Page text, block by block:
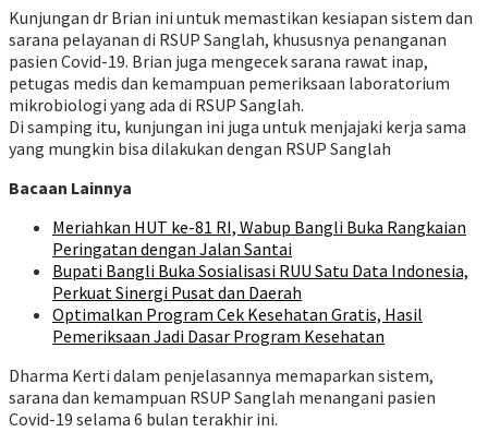
Kunjungan dr Brian ini untuk memastikan kesiapan sistem dan
sarana pelayanan di RSUP Sanglah, khususnya penanganan
pasien Covid-19. Brian juga mengecek sarana rawat inap,
petugas medis dan kemampuan pemeriksaan laboratorium
mikrobiologi yang ada di RSUP Sanglah.
Di samping itu, kunjungan ini juga untuk menjajaki kerja sama
yang mungkin bisa dilakukan dengan RSUP Sanglah
Bacaan Lainnya
Meriahkan HUT ke-81 RI, Wabup Bangli Buka Rangkaian
Peringatan dengan Jalan Santai
Bupati Bangli Buka Sosialisasi RUU Satu Data Indonesia,
Perkuat Sinergi Pusat dan Daerah
Optimalkan Program Cek Kesehatan Gratis, Hasil
Pemeriksaan Jadi Dasar Program Kesehatan
Dharma Kerti dalam penjelasannya memaparkan sistem,
sarana dan kemampuan RSUP Sanglah menangani pasien
Covid-19 selama 6 bulan terakhir ini.